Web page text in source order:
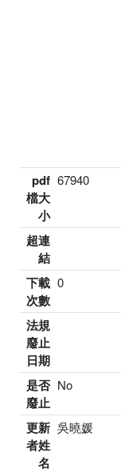
pdf
檔大
小
67940
超連
結
下載
次數
0
法規
廢止
日期
是否
廢止
No
更新
者姓
名
吳曉媛